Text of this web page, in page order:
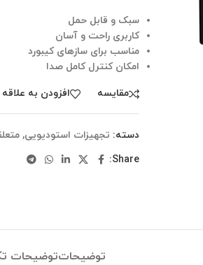
سبک و قابل حمل
کاربری راحت و آسان
مناسب برای سازهای کیبورد
امکان کنترل کامل صدا
مقایسه افزودن به
دسته: تجهیزات استودیویی,
Share:
توضیحاتتوضیحات